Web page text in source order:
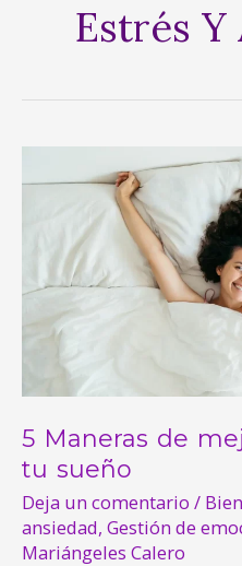
Estrés Y
5 Maneras de
tu sueño
Deja un comentario /
ansiedad, Gestión de
Mariángeles Calero
Maneras
mejorar,
todavía
sueño